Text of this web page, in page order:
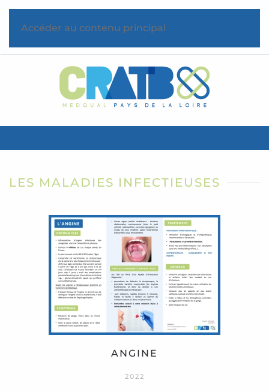
Accéder au contenu principal
LES MALADIES INFECTIEUSES
ANGINE
2022